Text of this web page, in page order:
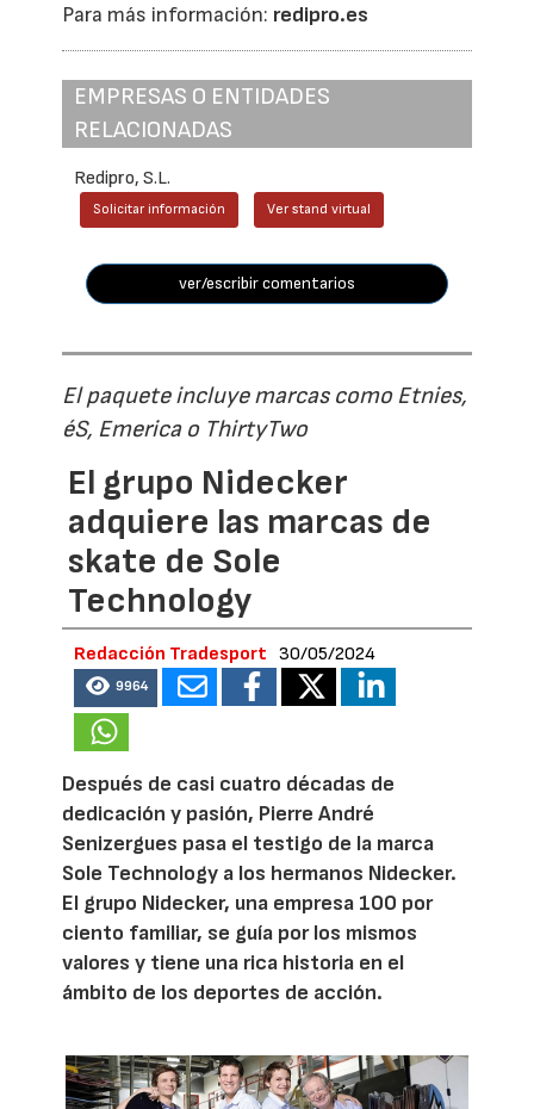
Para más información: redipro.es
EMPRESAS O ENTIDADES
RELACIONADAS
Redipro, S.L.
Solicitar información Ver stand virtual
ver/escribir comentarios
El paquete incluye marcas como Etnies,
éS, Emerica o ThirtyTwo
El grupo Nidecker
adquiere las marcas de
skate de Sole
Technology
Redacción Tradesport 30/05/2024
9964
Después de casi cuatro décadas de
dedicación y pasión, Pierre André
Senizergues pasa el testigo de la marca
Sole Technology a los hermanos Nidecker.
El grupo Nidecker, una empresa 100 por
ciento familiar, se guía por los mismos
valores y tiene una rica historia en el
ámbito de los deportes de acción.